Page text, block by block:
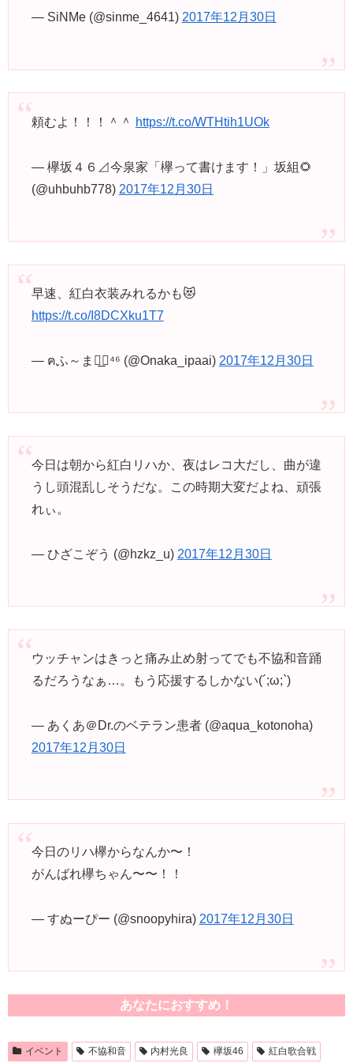
— SiNMe (@sinme_4641) 2017年12月30日
頼むよ！！！＾＾ https://t.co/WTHtih1UOk
— 欅坂４６⊿今泉家「欅って書けます！」坂組🌻
(@uhbuhb778) 2017年12月30日
早速、紅白衣装みれるかも😻
https://t.co/I8DCXku1T7
— ฅふ～ま◢͟￨⁴⁶ (@Onaka_ipaai) 2017年12月30日
今日は朝から紅白リハか、夜はレコ大だし、曲が違
うし頭混乱しそうだな。この時期大変だよね、頑張
れぃ。
— ひざこぞう (@hzkz_u) 2017年12月30日
ウッチャンはきっと痛み止め射ってでも不協和音踊
るだろうなぁ…。もう応援するしかない(´;ω;`)
— あくあ＠Dr.のベテラン患者 (@aqua_kotonoha)
2017年12月30日
今日のリハ欅からなんか〜！
がんばれ欅ちゃん〜〜！！
— すぬーぴー (@snoopyhira) 2017年12月30日
あなたにおすすめ！
イベント 不協和音 内村光良 欅坂46 紅白歌合戦